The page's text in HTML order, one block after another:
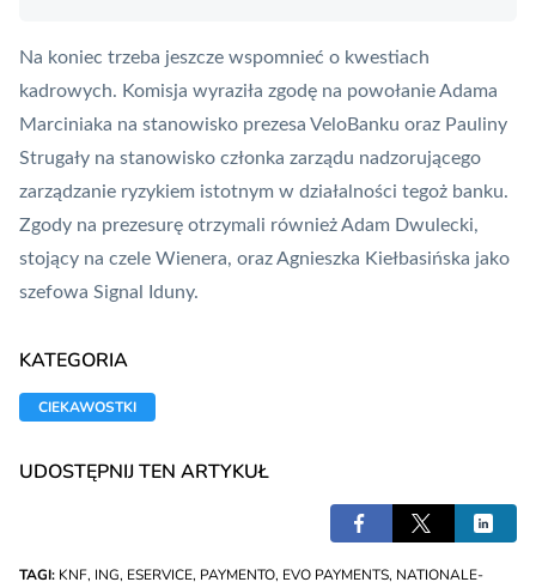
Na koniec trzeba jeszcze wspomnieć o kwestiach
kadrowych. Komisja wyraziła zgodę na powołanie Adama
Marciniaka na stanowisko prezesa VeloBanku oraz Pauliny
Strugały na stanowisko członka zarządu nadzorującego
zarządzanie ryzykiem istotnym w działalności tegoż banku.
Zgody na prezesurę otrzymali równieżAdam Dwulecki,
stojący na czele Wienera, orazAgnieszka Kiełbasińska jako
szefowa Signal Iduny.
KATEGORIA
CIEKAWOSTKI
UDOSTĘPNIJ TEN ARTYKUŁ
TAGI: KNF, ING, ESERVICE, PAYMENTO, EVO PAYMENTS, NATIONALE-